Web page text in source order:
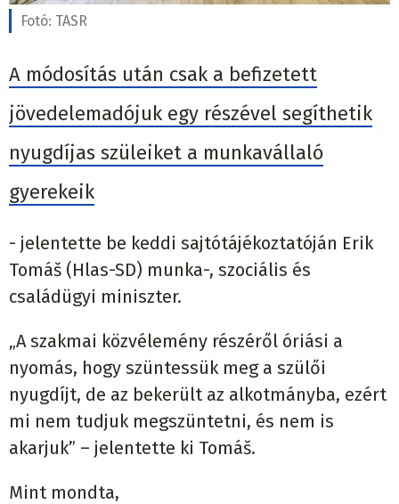
Fotó: TASR
A módosítás után csak a befizetett
jövedelemadójuk egy részével segíthetik
nyugdíjas szüleiket a munkavállaló
gyerekeik
- jelentette be keddi sajtótájékoztatóján Erik
Tomáš (Hlas-SD) munka-, szociális és
családügyi miniszter.
„A szakmai közvélemény részéről óriási a
nyomás, hogy szüntessük meg a szülői
nyugdíjt, de az bekerült az alkotmányba, ezért
mi nem tudjuk megszüntetni, és nem is
akarjuk” – jelentette ki Tomáš.
Mint mondta,